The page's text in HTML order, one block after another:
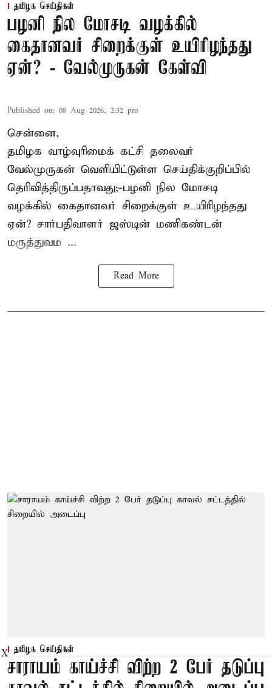
தமிழக செய்திகள்
பழனி நில மோசடி வழக்கில்
கைதானவர் சிறைக்குள் உயிரிழந்தது
ஏன்? - வேல்முருகன் கேள்வி
Published on: 08 Aug 2026, 2:32 pm
சென்னை,
தமிழக வாழ்வுரிமைக் கட்சி தலைவர்
வேல்முருகன் வெளியிட்டுள்ள செய்திக்குறிப்பில்
தெரிவித்திருப்பதாவது;-பழனி நில மோசடி
வழக்கில் கைதானவர் சிறைக்குள் உயிரிழந்தது
ஏன்? சார்பதிவாளர் ஜஸ்டின் மணிகண்டன்
மருத்துவம ...
Read More
தமிழக செய்திகள்
சாராயம் காய்ச்சி விற்ற 2 பேர் தடுப்பு
X